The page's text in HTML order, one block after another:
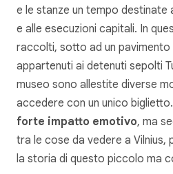
e le stanze un tempo
e alle esecuzioni capitali. In
raccolti, sotto ad un
appartenuti ai detenuti sepolti
museo sono allestite diverse
accedere con un unico
forte impatto emotivo, ma
tra le cose da vedere a Vilnius,
la storia di questo piccolo ma